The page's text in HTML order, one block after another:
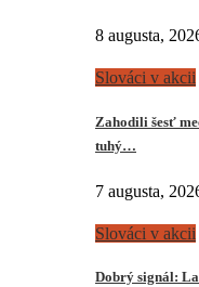
8 augusta,
Slováci v akcii
Zahodili šesť
tuhý…
7 augusta,
Slováci v akcii
Dobrý signál: